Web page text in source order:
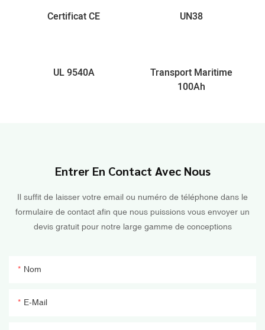
Certificat CE UN38
UL 9540A
Transport Maritime
100Ah
Entrer En Contact Avec Nous
Il suffit de laisser votre email ou numéro de téléphone dans le
formulaire de contact afin que nous puissions vous envoyer un
devis gratuit pour notre large gamme de conceptions
Nom
E-Mail